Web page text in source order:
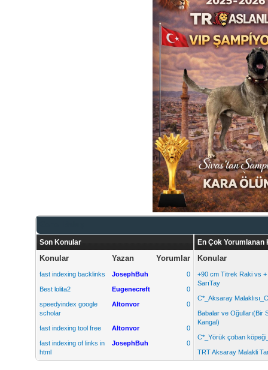
Son Konular
Konular Yazan Yorumlar
fast indexing backlinks JosephBuh 0
Best lolita2 Eugenecreft 0
speedyindex google
scholar
Altonvor 0
fast indexing tool free Altonvor 0
fast indexing of links in
html
JosephBuh 0
En Çok Yorumlanan
Konular
+90 cm Titrek Raki vs
SarıTay
C*_Aksaray
Babalar ve Oğulları(Bir
Kangal)
C*_Yörük çoban
TRT Aksaray Malakli